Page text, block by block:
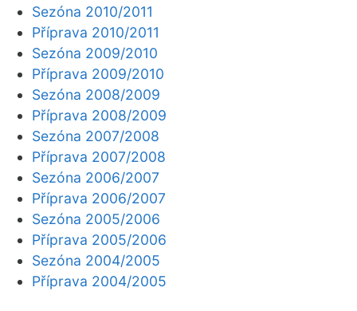
Sezóna 2010/2011
Příprava 2010/2011
Sezóna 2009/2010
Příprava 2009/2010
Sezóna 2008/2009
Příprava 2008/2009
Sezóna 2007/2008
Příprava 2007/2008
Sezóna 2006/2007
Příprava 2006/2007
Sezóna 2005/2006
Příprava 2005/2006
Sezóna 2004/2005
Příprava 2004/2005